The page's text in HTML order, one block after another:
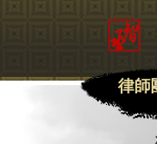
律師